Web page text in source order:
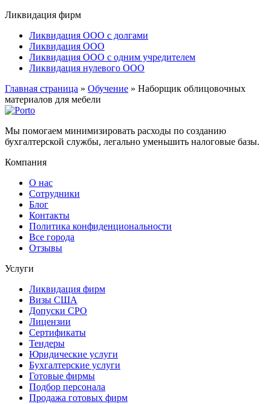
Ликвидация фирм
Ликвидация ООО с долгами
Ликвидация ООО
Ликвидация ООО с одним учредителем
Ликвидация нулевого ООО
Главная страница » Обучение » Наборщик облицовочных
материалов для мебели
Мы помогаем минимизировать расходы по созданию
бухгалтерской службы, легально уменьшить налоговые базы.
Компания
О нас
Сотрудники
Блог
Контакты
Политика конфиденциональности
Все города
Отзывы
Услуги
Ликвидация фирм
Визы США
Допуски СРО
Лицензии
Сертификаты
Тендеры
Юридические услуги
Бухгалтерские услуги
Готовые фирмы
Подбор персонала
Продажа готовых фирм